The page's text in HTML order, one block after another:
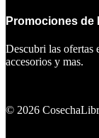
Promociones de
Descubri las ofertas
accesorios y mas.
© 2026